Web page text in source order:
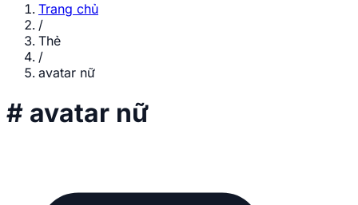
Trang chủ
/
Thẻ
/
avatar nữ
# avatar nữ